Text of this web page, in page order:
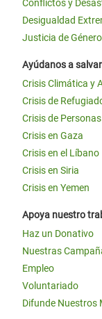
Conflictos y
Desigualdad
Justicia de
Ayúdanos a
Crisis Climática y
Crisis de
Crisis de
Crisis en Gaza
Crisis en el Líbano
Crisis en Siria
Crisis en Yemen
Apoya nuestro
Haz un Donativo
Nuestras
Empleo
Voluntariado
Difunde Nuestros